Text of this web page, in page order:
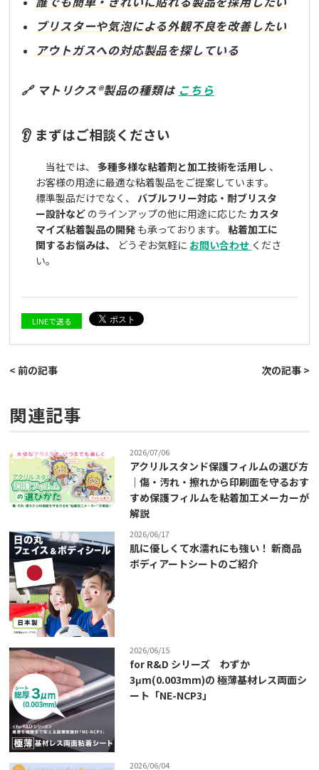
ブリスターや気泡による外観不良を改善したい
アウトガスへの対応製品を探している
🔗 マトリクス®製品の種類は こちら
👂 まずはご相談ください
当社では、多種多様な粘着剤と加工技術を活用し 、
お客様の用途に最適な粘着製品をご提案しています。
標準製品だけでなく、バブルフリー対応・耐ブリスタ
ー設計など のラインアップの他に用途に応じた カスタ
マイズ粘着製品の開発 も承っております。粘着加工に
関するお悩みは、
どうぞお気軽に お問い合わせ くださ
い。
LINEで送る
< 前の記事 次の記事 >
関連記事
2026/07/06
アクリルスタンド保護フィルムの選び方
｜傷・汚れ・擦れから印刷面を守るおす
すめ保護フィルムを粘着加工メーカーが
解説
2026/06/17
肌に優しくて水濡れにも強い！ 新商品
ボディアートシートのご紹介
2026/06/15
for R&D シリーズ わずか
3μm(0.003mm)の 極薄基材レス両面シ
ート「NE-NCP3」
2026/06/04